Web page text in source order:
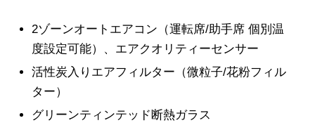
2ゾーンオートエアコン（運転席/助手席 個別温
度設定可能）、エアクオリティーセンサー
活性炭入りエアフィルター（微粒子/花粉フィル
ター）
グリーンティンテッド断熱ガラス